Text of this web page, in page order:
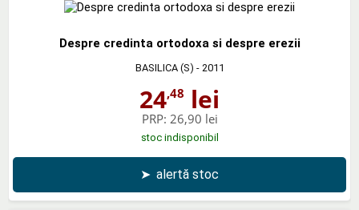
Despre credinta ortodoxa si despre erezii
BASILICA (S) - 2011
24,48 lei
PRP: 26,90 lei
stoc indisponibil
➤ alertă stoc